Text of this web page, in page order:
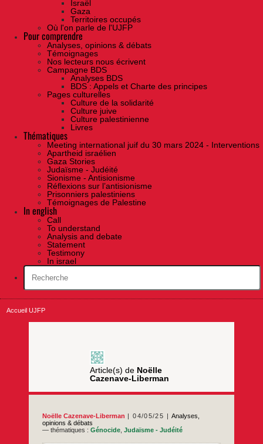
Israël
Gaza
Territoires occupés
Où l'on parle de l'UJFP
Pour comprendre
Analyses, opinions & débats
Témoignages
Nos lecteurs nous écrivent
Campagne BDS
Analyses BDS
BDS : Appels et Charte des principes
Pages culturelles
Culture de la solidarité
Culture juive
Culture palestinienne
Livres
Thématiques
Meeting international juif du 30 mars 2024 - Interventions
Apartheid israélien
Gaza Stories
Judaïsme - Judéité
Sionisme - Antisionisme
Réflexions sur l’antisionisme
Prisonniers palestiniens
Témoignages de Palestine
In english
Call
To understand
Analysis and debate
Statement
Testimony
In israel
Accueil UJFP
Article(s) de Noëlle
Cazenave-Liberman
Noëlle Cazenave-Liberman 04/05/25
Analyses,
opinions & débats
— thématiques :Génocide ,Judaïsme - Judéité